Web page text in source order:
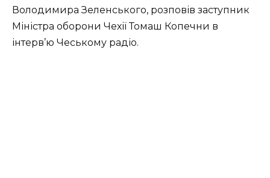
Володимира Зеленського, розповів заступник
Міністра оборони Чехії Томаш Копечни в
інтерв’ю Чеському радіо.